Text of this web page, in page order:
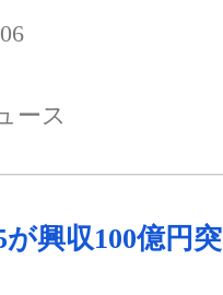
ース
興収100億円突